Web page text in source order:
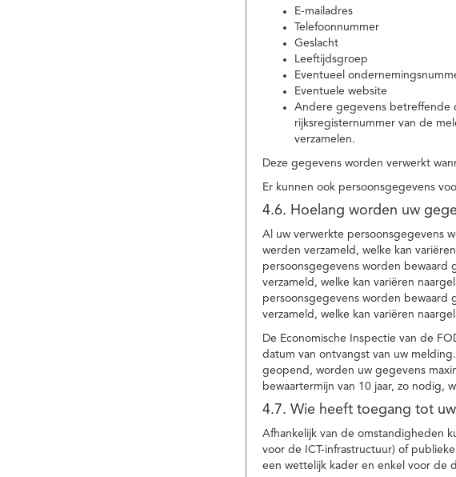
E-mailadres
Telefoonnummer
Geslacht
Leeftijdsgroep
Eventueel
Eventuele website
Andere gegevens betreffende
rijksregisternummer van de
verzamelen.
Deze gegevens worden verwerkt
Er kunnen ook persoonsgegevens
4.6. Hoelang worden uw
Al uw verwerkte persoonsgegevens
werden verzameld, welke kan
persoonsgegevens worden bewaard
verzameld, welke kan variëren
persoonsgegevens worden bewaard
verzameld, welke kan variëren
De Economische Inspectie van de
datum van ontvangst van uw
geopend, worden uw gegevens
bewaartermijn van 10 jaar, zo
4.7. Wie heeft toegang tot
Afhankelijk van de omstandigheden
voor de ICT-infrastructuur) of
een wettelijk kader en enkel voor de